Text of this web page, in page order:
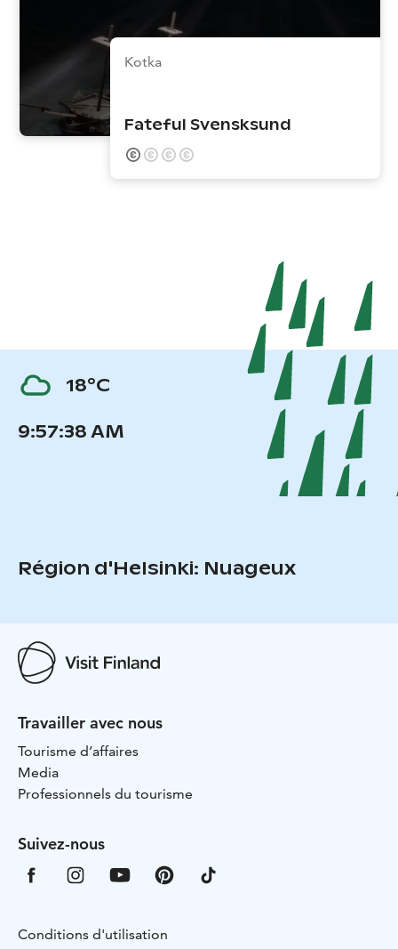
Kotka
Fateful Svensksund
18°C
9:57:39 AM
Région d'Helsinki: Nuageux
Travailler avec nous
Tourisme d’affaires
Media
Professionnels du tourisme
Suivez-nous
Conditions d'utilisation